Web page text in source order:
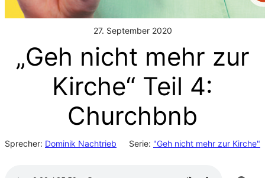
27. September 2020
„Geh nicht mehr zur
Kirche“ Teil 4:
Churchbnb
Sprecher: Dominik Nachtrieb Serie: "Geh nicht mehr zur Kirche"